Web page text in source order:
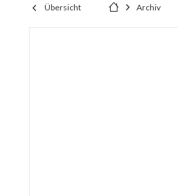
Übersicht Archiv